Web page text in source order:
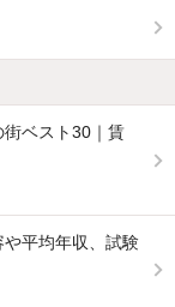
街ベスト30｜賃
平均年収、試験